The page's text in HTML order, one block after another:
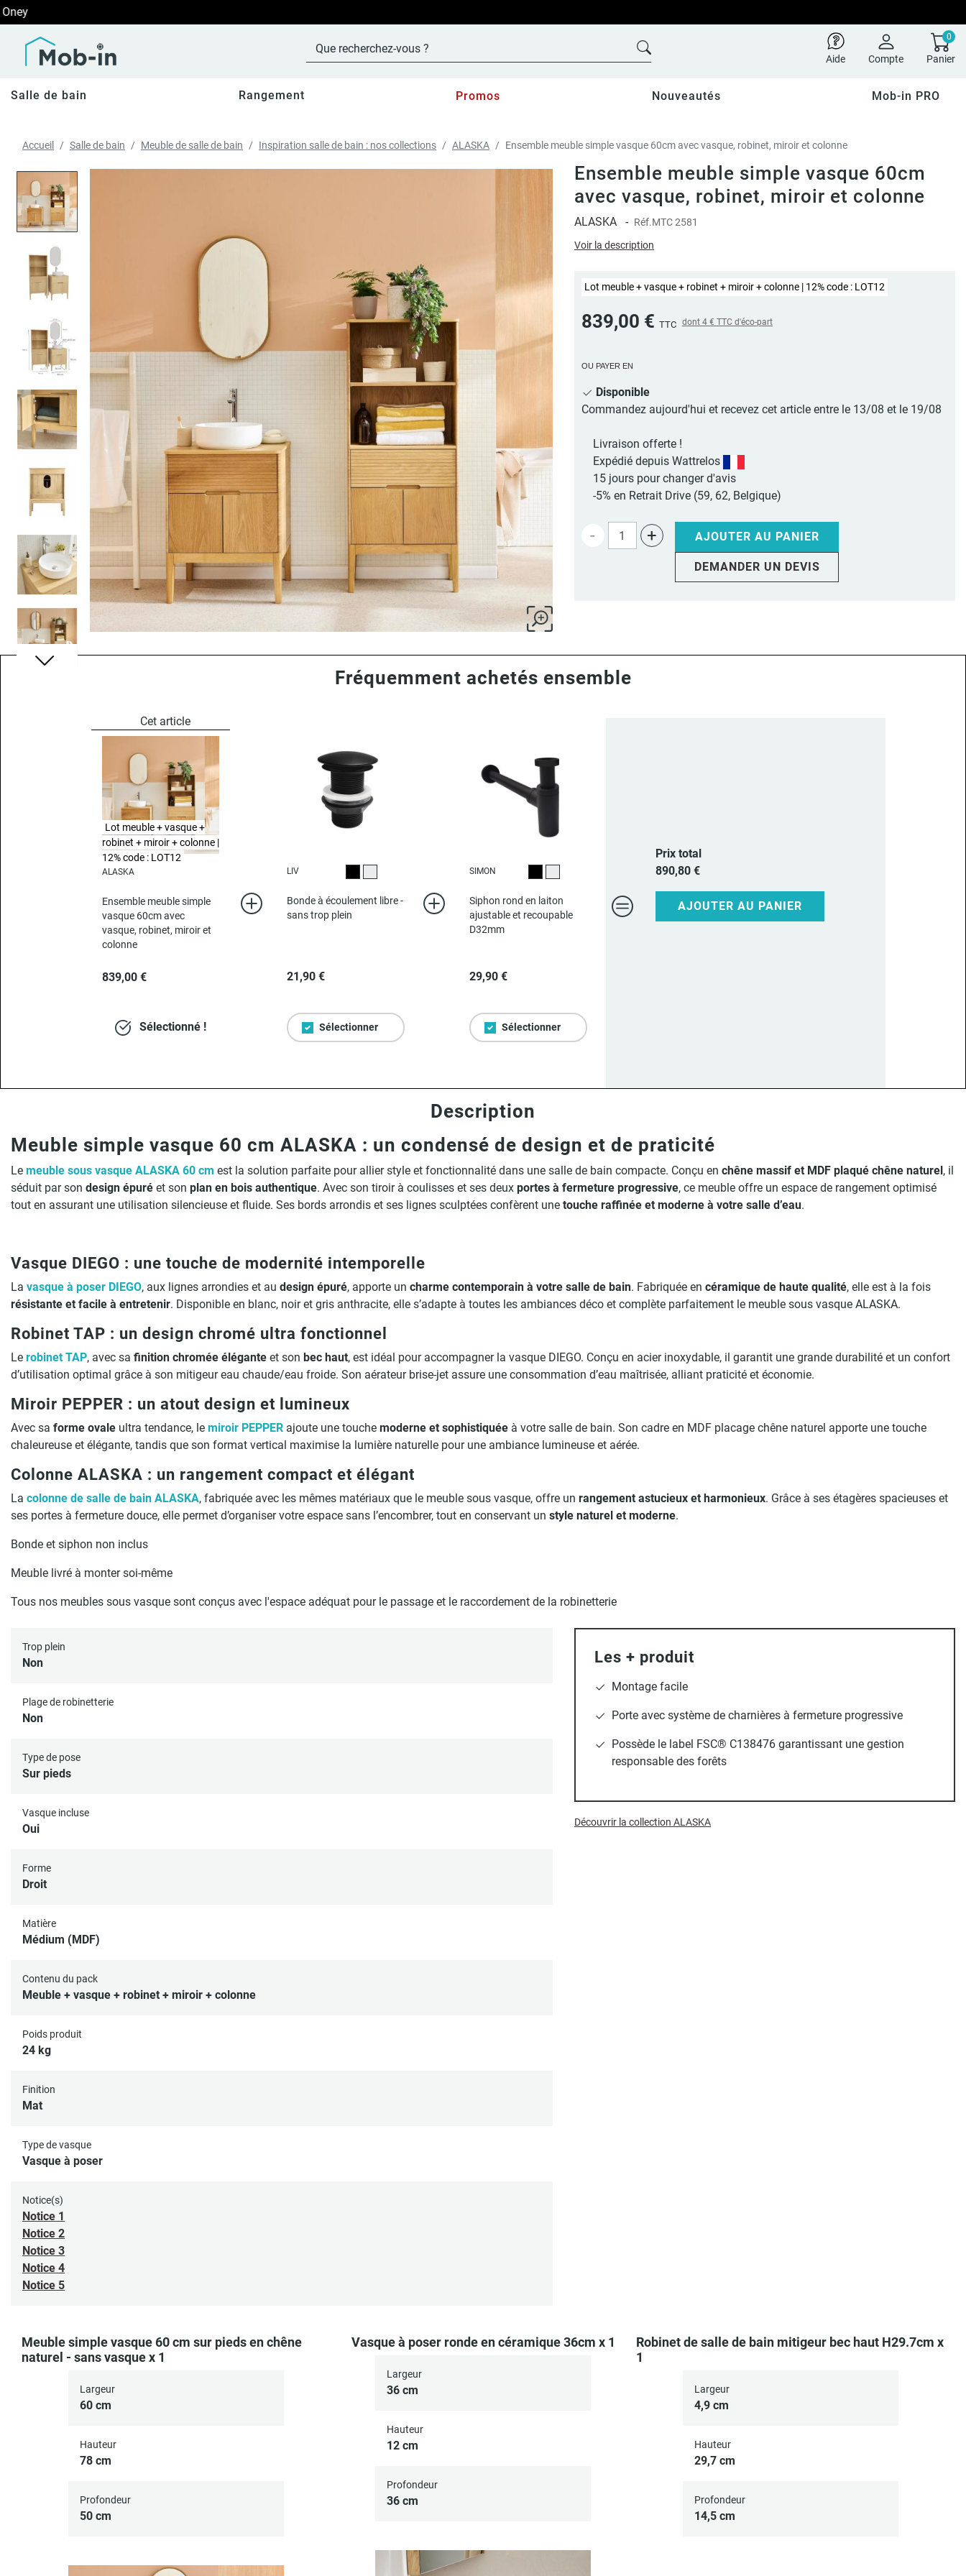
Aide Compte
0
Panier
Salle de bain Rangement Promos Nouveautés Mob-in PRO
Accueil Salle de bain Meuble de salle de bain Inspiration salle de bain : nos collections ALASKA Ensemble meuble simple vasque 60cm avec vasque, robinet, miroir et colonne
Ensemble meuble simple vasque 60cm
avec vasque, robinet, miroir et colonne
ALASKA - Réf.MTC 2581
Voir la description
Lot meuble + vasque + robinet + miroir + colonne | 12% code : LOT12
839,00 € TTC dont 4 € TTC d'éco-part
OU PAYER EN
Disponible
Commandez aujourd'hui et recevez cet article entre le 13/08 et le 19/08
Livraison offerte !
Expédié depuis Wattrelos
15 jours pour changer d'avis
-5% en Retrait Drive (59, 62, Belgique)
- + AJOUTER AU PANIER
DEMANDER UN DEVIS
Fréquemment achetés ensemble
ALASKA
Ensemble meuble simple
vasque 60cm avec
vasque, robinet, miroir et
colonne
839,00 €
Sélectionné !
Lot meuble + vasque +
robinet + miroir + colonne |
12% code : LOT12
LIV
NoirChromé
Bonde à écoulement libre -
sans trop plein
21,90 €
Sélectionner
SIMON
NoirChromé
Siphon rond en laiton
ajustable et recoupable
D32mm
29,90 €
Sélectionner
Prix total
890,80 €
AJOUTER AU PANIER
Description
Meuble simple vasque 60 cm ALASKA : un condensé de design et de praticité
Le meuble sous vasque ALASKA 60 cm est la solution parfaite pour allier style et fonctionnalité dans une salle de bain compacte. Conçu en chêne massif et MDF plaqué chêne naturel , il
séduit par son design épuré et son plan en bois authentique. Avec son tiroir à coulisses et ses deux portes à fermeture progressive, ce meuble offre un espace de rangement optimisé
tout en assurant une utilisation silencieuse et fluide. Ses bords arrondis et ses lignes sculptées confèrent une touche raffinée et moderne à votre salle d’eau.
Vasque DIEGO : une touche de modernité intemporelle
La vasque à poser DIEGO, aux lignes arrondies et au design épuré, apporte un charme contemporain à votre salle de bain. Fabriquée en céramique de haute qualité, elle est à la fois
résistante et facile à entretenir. Disponible en blanc, noir et gris anthracite, elle s’adapte à toutes les ambiances déco et complète parfaitement le meuble sous vasque ALASKA.
Robinet TAP : un design chromé ultra fonctionnel
Le robinet TAP, avec sa finition chromée élégante et son bec haut, est idéal pour accompagner la vasque DIEGO. Conçu en acier inoxydable, il garantit une grande durabilité et un confort
d’utilisation optimal grâce à son mitigeur eau chaude/eau froide. Son aérateur brise-jet assure une consommation d’eau maîtrisée, alliant praticité et économie.
Miroir PEPPER : un atout design et lumineux
Avec sa forme ovale ultra tendance, le miroir PEPPER ajoute une touche moderne et sophistiquée à votre salle de bain. Son cadre en MDF placage chêne naturel apporte une touche
chaleureuse et élégante, tandis que son format vertical maximise la lumière naturelle pour une ambiance lumineuse et aérée.
Colonne ALASKA : un rangement compact et élégant
La colonne de salle de bain ALASKA, fabriquée avec les mêmes matériaux que le meuble sous vasque, offre un rangement astucieux et harmonieux. Grâce à ses étagères spacieuses et
ses portes à fermeture douce, elle permet d’organiser votre espace sans l’encombrer, tout en conservant un style naturel et moderne.
Bonde et siphon non inclus
Meuble livré à monter soi-même
Tous nos meubles sous vasque sont conçus avec l'espace adéquat pour le passage et le raccordement de la robinetterie
Trop plein
Non
Plage de robinetterie
Non
Type de pose
Sur pieds
Vasque incluse
Oui
Forme
Droit
Matière
Médium (MDF)
Contenu du pack
Meuble + vasque + robinet + miroir + colonne
Poids produit
24 kg
Finition
Mat
Type de vasque
Vasque à poser
Notice(s)
Notice 1
Notice 2
Notice 3
Notice 4
Notice 5
Les + produit
Montage facile
Porte avec système de charnières à fermeture progressive
Possède le label FSC® C138476 garantissant une gestion
responsable des forêts
Découvrir la collection ALASKA
Meuble simple vasque 60 cm sur pieds en chêne
naturel - sans vasque x 1
Largeur
60 cm
Hauteur
78 cm
Profondeur
50 cm
Vasque à poser ronde en céramique 36cm x 1
Largeur
36 cm
Hauteur
12 cm
Profondeur
36 cm
Robinet de salle de bain mitigeur bec haut H29.7cm x
1
Largeur
4,9 cm
Hauteur
29,7 cm
Profondeur
14,5 cm